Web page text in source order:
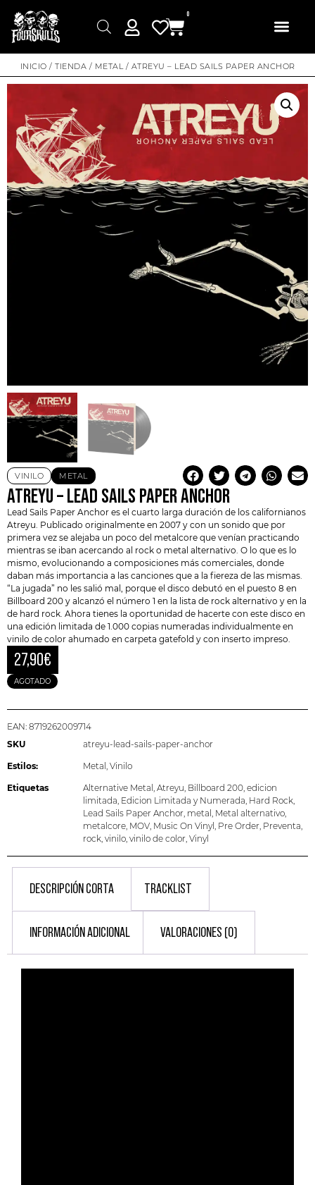
0
INICIO / TIENDA / METAL / ATREYU – LEAD SAILS PAPER ANCHOR
VINILO METAL
ATREYU – LEAD SAILS PAPER ANCHOR
Lead Sails Paper Anchor es el cuarto larga duración de los californianos
Atreyu. Publicado originalmente en 2007 y con un sonido que por
primera vez se alejaba un poco del metalcore que venían practicando
mientras se iban acercando al rock o metal alternativo. O lo que es lo
mismo, evolucionando a composiciones más comerciales, donde
daban más importancia a las canciones que a la fiereza de las mismas.
“La jugada” no les salió mal, porque el disco debutó en el puesto 8 en
Billboard 200 y alcanzó el número 1 en la lista de rock alternativo y en la
de hard rock. Ahora tienes la oportunidad de hacerte con este disco en
una edición limitada de 1.000 copias numeradas individualmente en
vinilo de color ahumado en carpeta gatefold y con inserto impreso.
27,90€
AGOTADO
EAN: 8719262009714
SKU
atreyu-lead-sails-paper-anchor
Estilos: Metal Vinilo
Etiquetas Alternative Metal Atreyu Billboard 200 edicion
limitada Edicion Limitada y Numerada Hard Rock
Lead Sails Paper Anchor metal Metal alternativo
metalcore MOV Music On Vinyl Pre Order Preventa
rock vinilo vinilo de color Vinyl
DESCRIPCIÓN CORTA TRACKLIST
INFORMACIÓN ADICIONAL VALORACIONES (0)